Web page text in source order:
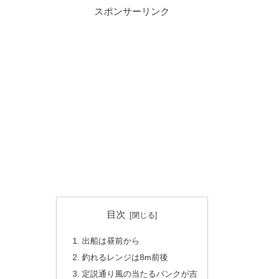
スポンサーリンク
目次
出船は昼前から
釣れるレンジは8m前後
定説通り風の当たるバンクが吉